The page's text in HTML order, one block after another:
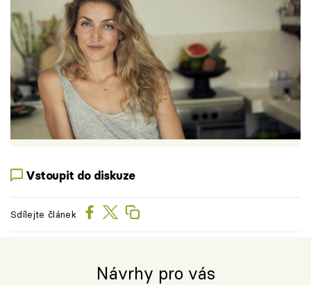
Vstoupit do diskuze
Sdílejte článek
Návrhy pro vás